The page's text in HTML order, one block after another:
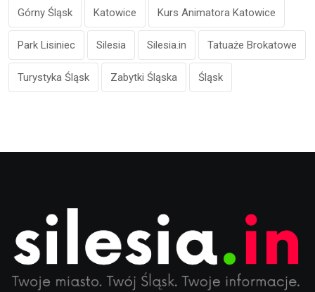
Górny Śląsk Katowice Kurs Animatora Katowice
Park Lisiniec Silesia Silesia.in Tatuaże Brokatowe
Turystyka Śląsk Zabytki Śląska Śląsk